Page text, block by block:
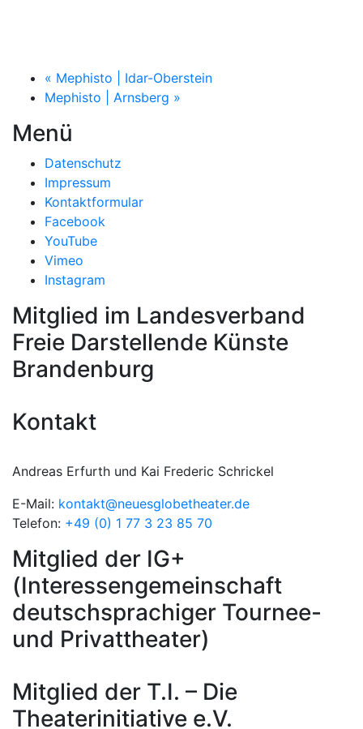
« Mephisto | Idar-Oberstein
Mephisto | Arnsberg »
Menü
Datenschutz
Impressum
Kontaktformular
Facebook
YouTube
Vimeo
Instagram
Mitglied im Landesverband
Freie Darstellende Künste
Brandenburg
Kontakt
Andreas Erfurth und Kai Frederic Schrickel
E-Mail: kontakt@neuesglobetheater.de
Telefon: +49 (0) 1 77 3 23 85 70
Mitglied der IG+
(Interessengemeinschaft
deutschsprachiger Tournee-
und Privattheater)
Mitglied der T.I. – Die
Theaterinitiative e.V.